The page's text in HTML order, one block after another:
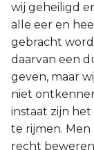
wij geheiligd
alle eer en
gebracht
daarvan een
geven, maar
niet
instaat zijn
te rijmen. Men
recht